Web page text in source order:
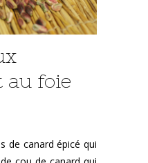
au foie
de canard épicé qui